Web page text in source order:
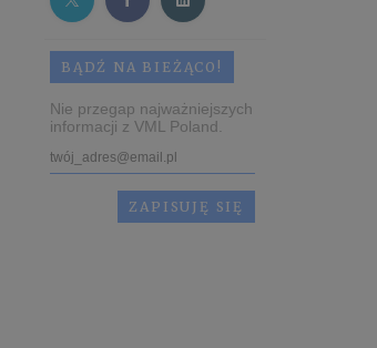
BĄDŹ NA BIEŻĄCO!
Nie przegap najważniejszych
informacji z VML Poland.